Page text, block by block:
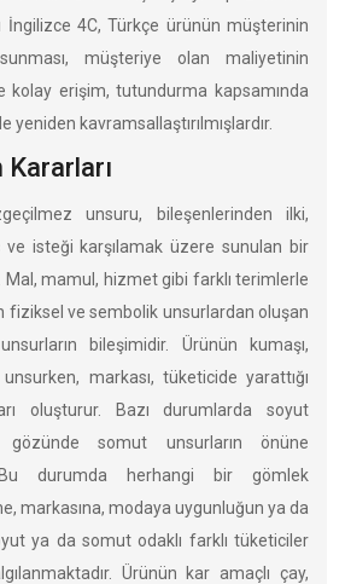
İngilizce 4C, Türkçe ürünün müşterinin
müşteriye olan maliyetinin
kolay erişim, tutundurma kapsamında
yeniden kavramsallaştırılmışlardır.
Kararları
unsuru, bileşenlerinden ilki,
isteği karşılamak üzere sunulan bir
Mal, mamul, hizmet gibi farklı terimlerle
fiziksel ve sembolik unsurlardan oluşan
bileşimidir. Ürünün kumaşı,
markası, tüketicide yarattığı
oluşturur. Bazı durumlarda soyut
somut unsurların önüne
Bu durumda herhangi bir gömlek
markasına, modaya uygunluğun ya da
ya da somut odaklı farklı tüketiciler
Ürünün kar amaçlı çay,